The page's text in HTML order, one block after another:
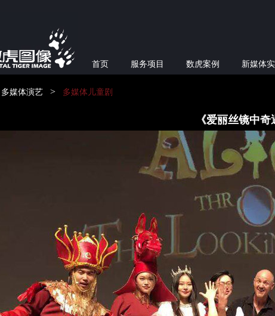
首页 服务项目 数虎案例 新媒体
多媒体演艺 > 多媒体儿童剧
《爱丽丝镜中